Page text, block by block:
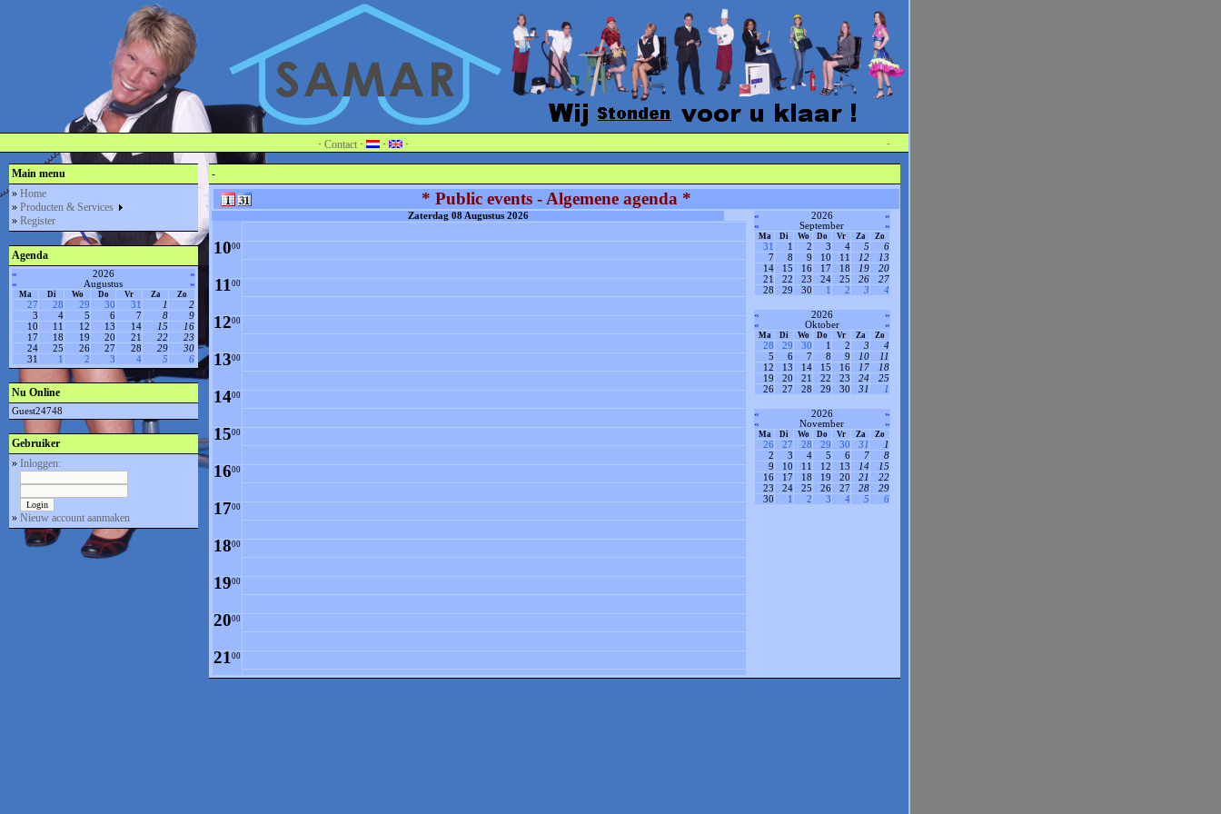
· Contact · · · ·
-
* Public events - Algemene agenda *
Zaterdag 08 Augustus 2026
700
900
1000
1100
1200
1300
1400
1500
1600
1700
1800
1900
2000
2100
« 2026
»
«
September »
Ma Di Wo Do Vr Za Zo
31 1 2 3 4 5
6
7
8 9 10 11 12
13
14
15 16 17 18 19
20
21
22 23 24 25 26
27
28
29 30 1 2 3 4
« 2026
»
«
Oktober »
Ma Di Wo Do Vr Za Zo
28 29 30 1 2 3
4
5
6 7 8 9 10
11
12
13 14 15 16 17
18
19
20 21 22 23 24
25
26
27 28 29 30 31 1
« 2026
»
«
November »
Ma Di Wo Do Vr Za Zo
26 27 28 29 30 31
1
2
3 4 5 6 7
8
9
10 11 12 13 14
15
16
17 18 19 20 21
22
23
24 25 26 27 28
29
30
1 2 3 4 5 6
Main menu
» Home
» Producten & Services
» Register
Agenda
« 2026
»
«
Augustus »
Ma Di Wo Do Vr Za Zo
27 28 29 30 31 1
2
3
4 5 6 7 8
9
10
11 12 13 14 15
16
17
18 19 20 21 22
23
24
25 26 27 28 29
30
31
1 2 3 4 5 6
Nu Online
Guest24748
Gebruiker
» Inloggen:
» Nieuw account aanmaken